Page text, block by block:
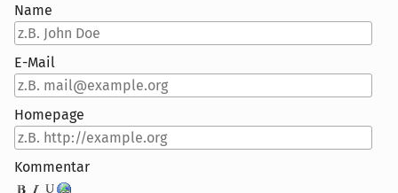
Name
E-Mail
Homepage
Kommentar